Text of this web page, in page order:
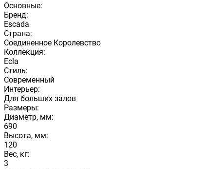
Основные:
Бренд:
Escada
Страна:
Соединенное Королевство
Коллекция:
Ecla
Стиль:
Современный
Интерьер:
Для больших залов
Размеры:
Диаметр, мм:
690
Высота, мм:
120
Вес, кг:
3